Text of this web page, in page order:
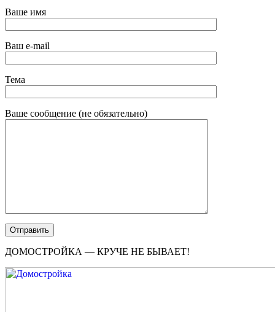
Ваше имя
Ваш e-mail
Тема
Ваше сообщение (не обязательно)
ДОМОСТРОЙКА — КРУЧЕ НЕ БЫВАЕТ!